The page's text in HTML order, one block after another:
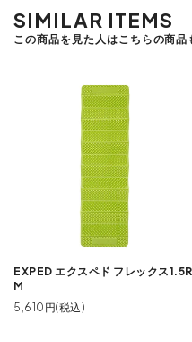
SIMILAR ITEMS
この商品を見た人はこちらの商
EXPED エクスペド フレックス1.5R
M
5,610円(税込)